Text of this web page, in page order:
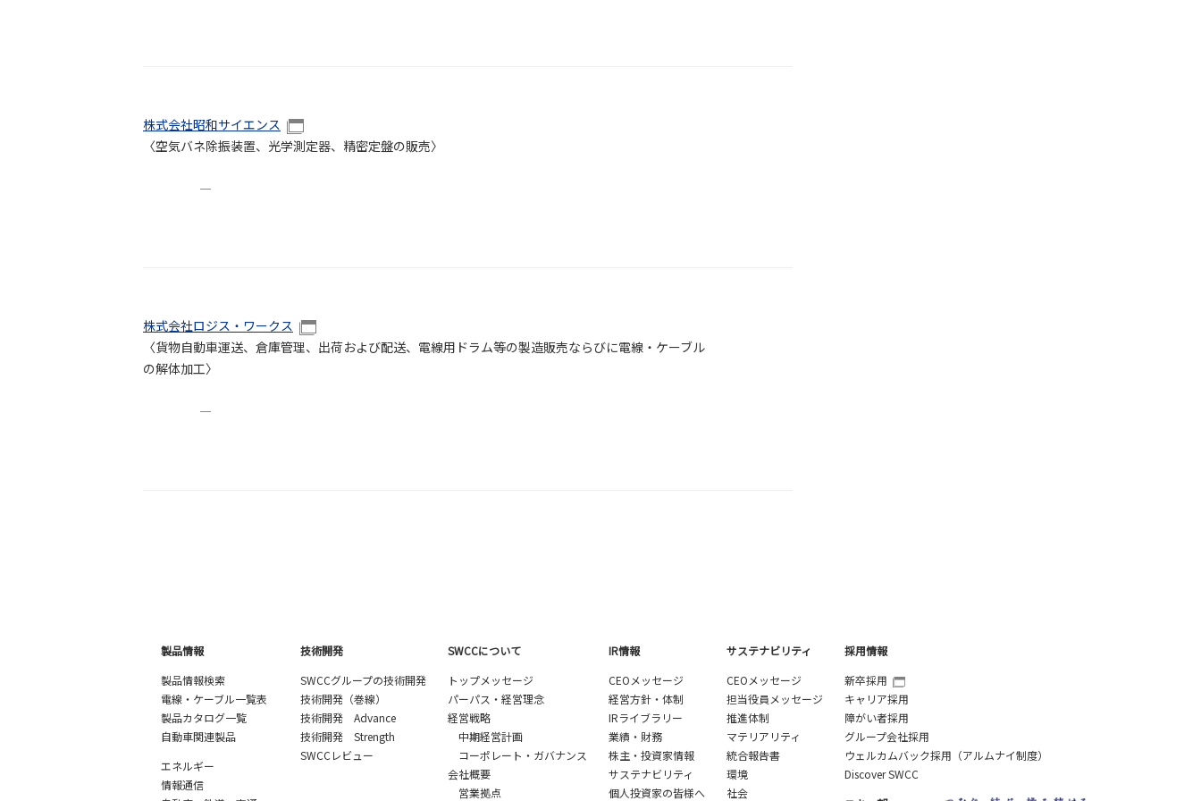
株式会社昭和サイエンス
〈空気バネ除振装置、光学測定器、精密定盤の販売〉
―
株式会社ロジス・ワークス
〈貨物自動車運送、倉庫管理、出荷および配送、電線用ドラム等の製造販売ならびに電線・ケーブル
の解体加工〉
―
製品情報
製品情報検索
電線・ケーブル一覧表
製品カタログ一覧
自動車関連製品
エネルギー
情報通信
技術開発
SWCCグループの技術開発
技術開発（巻線）
技術開発 Advance
技術開発 Strength
SWCCレビュー
SWCCについて
トップメッセージ
パーパス・経営理念
経営戦略
中期経営計画
コーポレート・ガバナンス
会社概要
営業拠点
IR情報
CEOメッセージ
経営方針・体制
IRライブラリー
業績・財務
株主・投資家情報
サステナビリティ
個人投資家の皆様へ
サステナビリティ
CEOメッセージ
担当役員メッセージ
推進体制
マテリアリティ
統合報告書
環境
社会
採用情報
新卒採用
キャリア採用
障がい者採用
グループ会社採用
ウェルカムバック採用（アルムナイ制度）
Discover SWCC